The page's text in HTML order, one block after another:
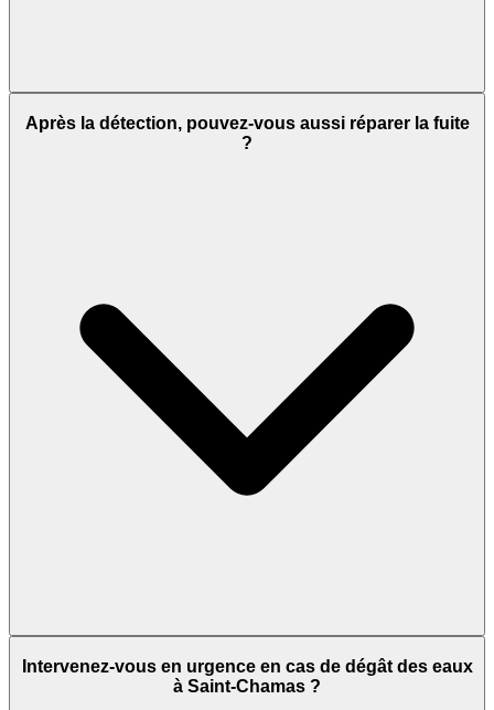
Après la détection, pouvez-vous aussi réparer la fuite
?
Intervenez-vous en urgence en cas de dégât des eaux
à Saint-Chamas ?